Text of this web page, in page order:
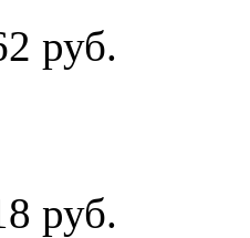
руб.
руб.